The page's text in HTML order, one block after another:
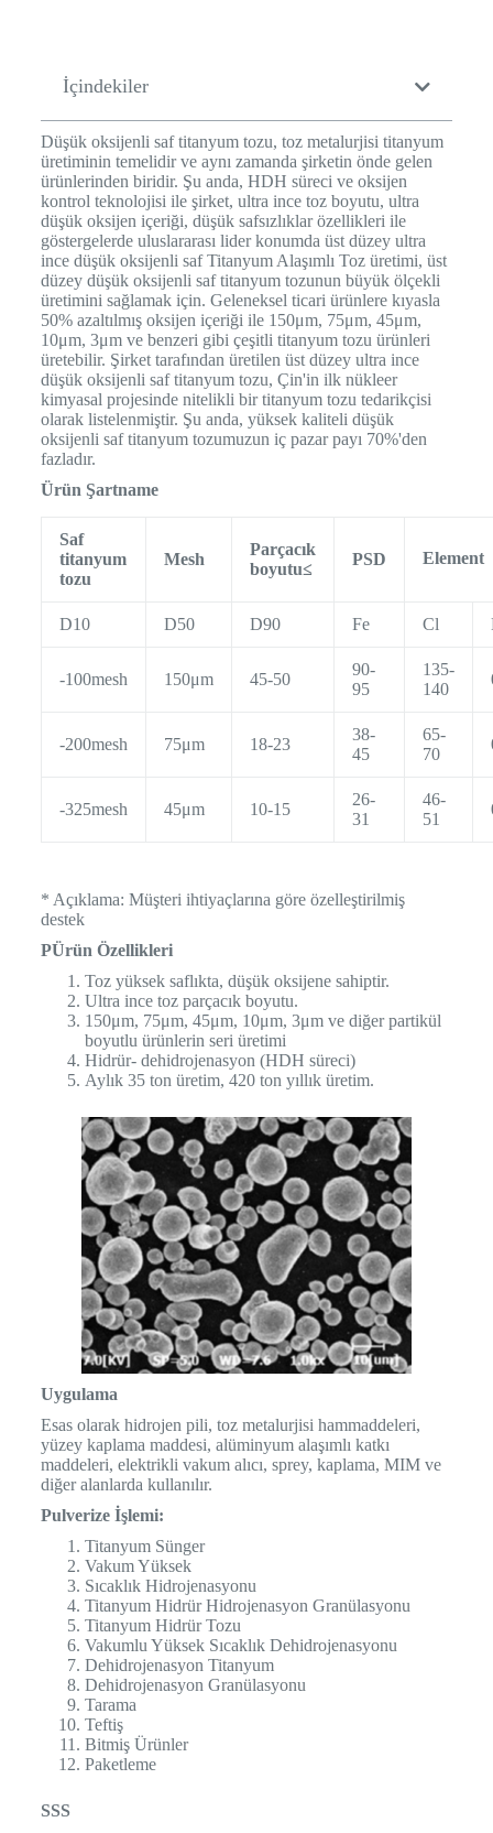
İçindekiler
Düşük oksijenli saf titanyum tozu, toz metalurjisi titanyum
üretiminin temelidir ve aynı zamanda şirketin önde gelen
ürünlerinden biridir. Şu anda, HDH süreci ve oksijen
kontrol teknolojisi ile şirket, ultra ince toz boyutu, ultra
düşük oksijen içeriği, düşük safsızlıklar özellikleri ile
göstergelerde uluslararası lider konumda üst düzey ultra
ince düşük oksijenli saf Titanyum Alaşımlı Toz üretimi, üst
düzey düşük oksijenli saf titanyum tozunun büyük ölçekli
üretimini sağlamak için. Geleneksel ticari ürünlere kıyasla
50% azaltılmış oksijen içeriği ile 150μm, 75μm, 45μm,
10μm, 3μm ve benzeri gibi çeşitli titanyum tozu ürünleri
üretebilir. Şirket tarafından üretilen üst düzey ultra ince
düşük oksijenli saf titanyum tozu, Çin'in ilk nükleer
kimyasal projesinde nitelikli bir titanyum tozu tedarikçisi
olarak listelenmiştir. Şu anda, yüksek kaliteli düşük
oksijenli saf titanyum tozumuzun iç pazar payı 70%'den
fazladır.
Ürün Şartname
Saf
titanyum
tozu
Mesh
Parçacık
boyutu≤
PSD Element
D10 D50 D90 Fe Cl
-100mesh 150μm 45-50
90-
95
135-
140
-200mesh 75μm 18-23
38-
45
65-
70
-325mesh 45μm 10-15
26-
31
46-
51
* Açıklama: Müşteri ihtiyaçlarına göre özelleştirilmiş
destek
PÜrün Özellikleri
Toz yüksek saflıkta, düşük oksijene sahiptir.
Ultra ince toz parçacık boyutu.
150μm, 75μm, 45μm, 10μm, 3μm ve diğer partikül
boyutlu ürünlerin seri üretimi
Hidrür- dehidrojenasyon (HDH süreci)
Aylık 35 ton üretim, 420 ton yıllık üretim.
Uygulama
Esas olarak hidrojen pili, toz metalurjisi hammaddeleri,
yüzey kaplama maddesi, alüminyum alaşımlı katkı
maddeleri, elektrikli vakum alıcı, sprey, kaplama, MIM ve
diğer alanlarda kullanılır.
Pulverize İşlemi:
Titanyum Sünger
Vakum Yüksek
Sıcaklık Hidrojenasyonu
Titanyum Hidrür Hidrojenasyon Granülasyonu
Titanyum Hidrür Tozu
Vakumlu Yüksek Sıcaklık Dehidrojenasyonu
Dehidrojenasyon Titanyum
Dehidrojenasyon Granülasyonu
Tarama
Teftiş
Bitmiş Ürünler
Paketleme
SSS